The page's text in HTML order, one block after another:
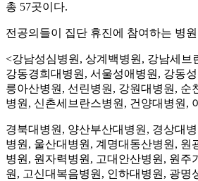
총 57곳이다.
전공의들이 집단 휴진에 참여하는 병
<강남성심병원, 상계백병원, 강남세브
강동경희대병원, 서울성애병원, 강동
릉아산병원, 선린병원, 강원대병원, 순
병원, 신촌세브란스병원, 건양대병원,
경북대병원, 양산부산대병원, 경상대
병원, 울산대병원, 계명대동산병원, 원
병원, 원자력병원, 고대안산병원, 원주
원, 고신대복음병원, 인하대병원, 광명